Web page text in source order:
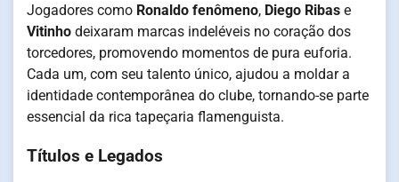
Jogadores como Ronaldo fenômeno, Diego Ribas e
Vitinho deixaram marcas indeléveis no coração dos
torcedores, promovendo momentos de pura euforia.
Cada um, com seu talento único, ajudou a moldar a
identidade contemporânea do clube, tornando-se parte
essencial da rica tapeçaria flamenguista.
Títulos e Legados